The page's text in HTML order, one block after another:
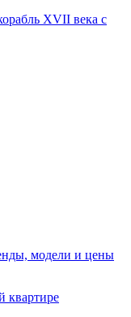
XVII века с
модели и цены
квартире